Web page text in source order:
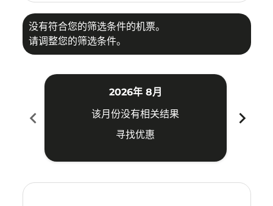
没有符合您的筛选条件的机票。
请调整您的筛选条件。
chevron_left
2026年 8月
该月份没有相关结果
寻找优惠
chevron_right